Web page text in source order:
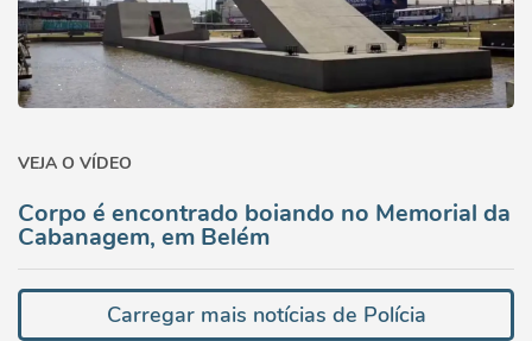
VEJA O VÍDEO
Corpo é encontrado boiando no Memorial da
Cabanagem, em Belém
Carregar mais notícias de Polícia